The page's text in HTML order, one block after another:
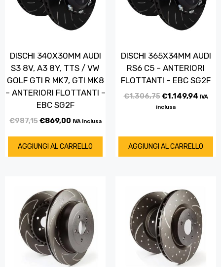
DISCHI 340X30MM AUDI
S3 8V, A3 8Y, TTS / VW
GOLF GTI R MK7, GTI MK8
– ANTERIORI FLOTTANTI –
EBC SG2F
€987,15€869,00 IVA inclusa
AGGIUNGI AL CARRELLO
DISCHI 365X34MM AUDI
RS6 C5 – ANTERIORI
FLOTTANTI – EBC SG2F
€1.306,75€1.149,94 IVA
inclusa
AGGIUNGI AL CARRELLO